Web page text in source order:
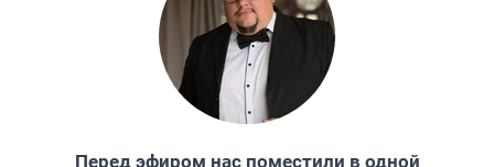
Перед эфиром нас поместили в одной